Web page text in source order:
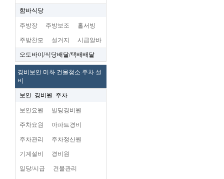
함바식당
주방장 주방보조 홀서빙
주방찬모 설거지 시급알바
오토바이/식당배달/택배배달
경비보안.미화.건물청소.주차.설
비
보안. 경비원. 주차
보안요원 빌딩경비원
주차요원 아파트경비
주차관리 주차정산원
기계설비 경비원
일당/시급 건물관리